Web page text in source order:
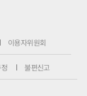
이용자위원회
불편신고